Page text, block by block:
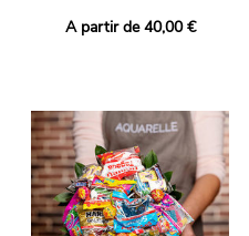
A partir de 40,00 €